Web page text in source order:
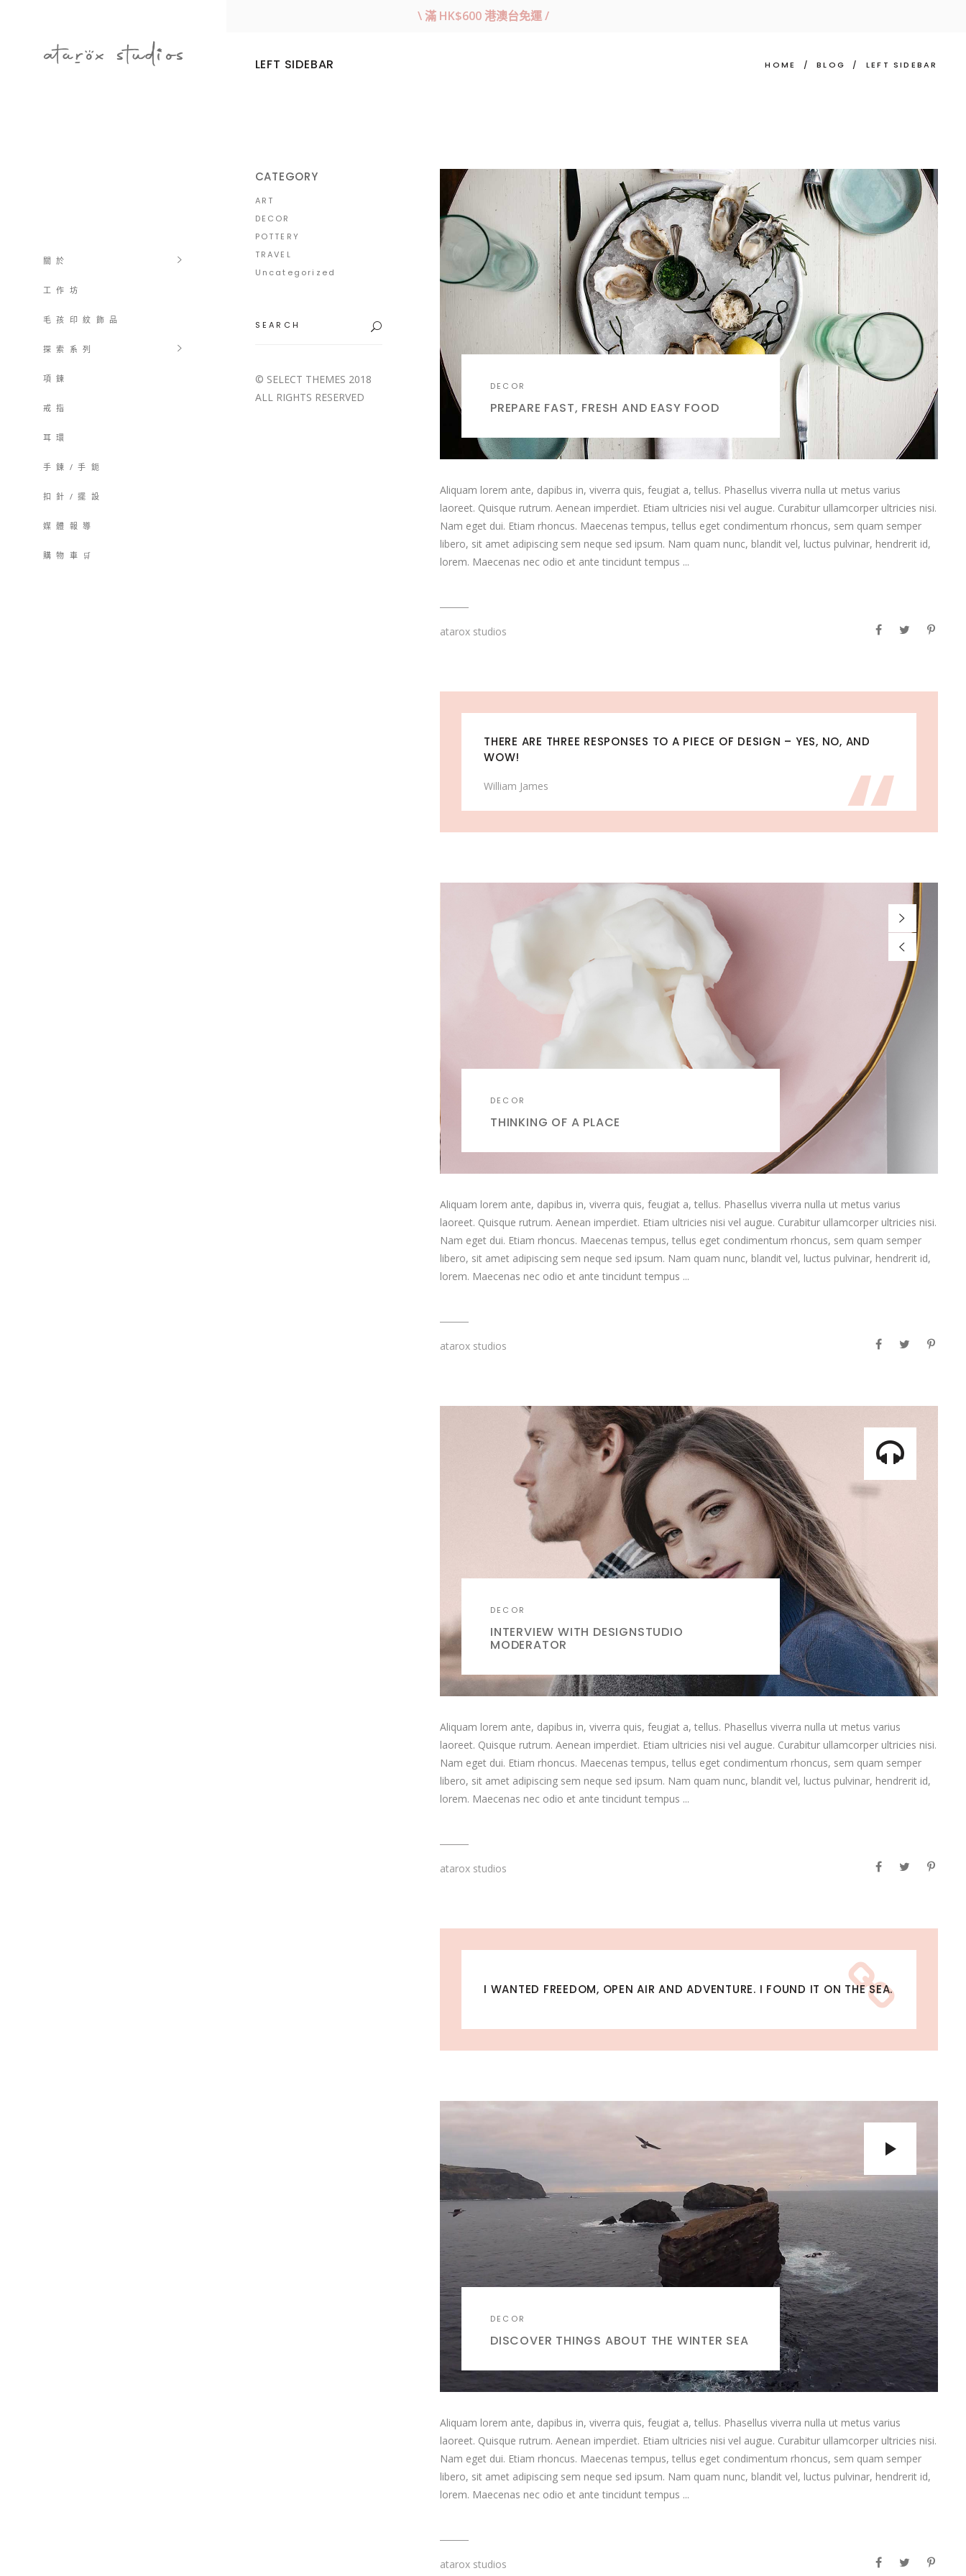
\ 滿 HK$600 港澳台免運 /
關 於
工 作 坊
毛 孩 印 紋 飾 品
探 索 系 列
項 鍊
戒 指
耳 環
手 鍊 / 手 鈪
扣 針 / 擺 設
媒 體 報 導
購 物 車 🛒
LEFT SIDEBAR HOME /BLOG /LEFT SIDEBAR
DECOR
PREPARE FAST, FRESH AND EASY FOOD
Aliquam lorem ante, dapibus in, viverra quis, feugiat a, tellus. Phasellus viverra nulla ut metus varius
laoreet. Quisque rutrum. Aenean imperdiet. Etiam ultricies nisi vel augue. Curabitur ullamcorper ultricies nisi.
Nam eget dui. Etiam rhoncus. Maecenas tempus, tellus eget condimentum rhoncus, sem quam semper
libero, sit amet adipiscing sem neque sed ipsum. Nam quam nunc, blandit vel, luctus pulvinar, hendrerit id,
lorem. Maecenas nec odio et ante tincidunt tempus
atarox studios
“
THERE ARE THREE RESPONSES TO A PIECE OF DESIGN – YES, NO, AND
WOW!
William James
DECOR
THINKING OF A PLACE
Aliquam lorem ante, dapibus in, viverra quis, feugiat a, tellus. Phasellus viverra nulla ut metus varius
laoreet. Quisque rutrum. Aenean imperdiet. Etiam ultricies nisi vel augue. Curabitur ullamcorper ultricies nisi.
Nam eget dui. Etiam rhoncus. Maecenas tempus, tellus eget condimentum rhoncus, sem quam semper
libero, sit amet adipiscing sem neque sed ipsum. Nam quam nunc, blandit vel, luctus pulvinar, hendrerit id,
lorem. Maecenas nec odio et ante tincidunt tempus
atarox studios
DECOR
INTERVIEW WITH DESIGNSTUDIO
MODERATOR
Aliquam lorem ante, dapibus in, viverra quis, feugiat a, tellus. Phasellus viverra nulla ut metus varius
laoreet. Quisque rutrum. Aenean imperdiet. Etiam ultricies nisi vel augue. Curabitur ullamcorper ultricies nisi.
Nam eget dui. Etiam rhoncus. Maecenas tempus, tellus eget condimentum rhoncus, sem quam semper
libero, sit amet adipiscing sem neque sed ipsum. Nam quam nunc, blandit vel, luctus pulvinar, hendrerit id,
lorem. Maecenas nec odio et ante tincidunt tempus
atarox studios
I WANTED FREEDOM, OPEN AIR AND ADVENTURE. I FOUND IT ON THE SEA.
DECOR
DISCOVER THINGS ABOUT THE WINTER SEA
Aliquam lorem ante, dapibus in, viverra quis, feugiat a, tellus. Phasellus viverra nulla ut metus varius
laoreet. Quisque rutrum. Aenean imperdiet. Etiam ultricies nisi vel augue. Curabitur ullamcorper ultricies nisi.
Nam eget dui. Etiam rhoncus. Maecenas tempus, tellus eget condimentum rhoncus, sem quam semper
libero, sit amet adipiscing sem neque sed ipsum. Nam quam nunc, blandit vel, luctus pulvinar, hendrerit id,
lorem. Maecenas nec odio et ante tincidunt tempus
atarox studios
CATEGORY
ART
DECOR
POTTERY
TRAVEL
Uncategorized
for:
© SELECT THEMES 2018
ALL RIGHTS RESERVED